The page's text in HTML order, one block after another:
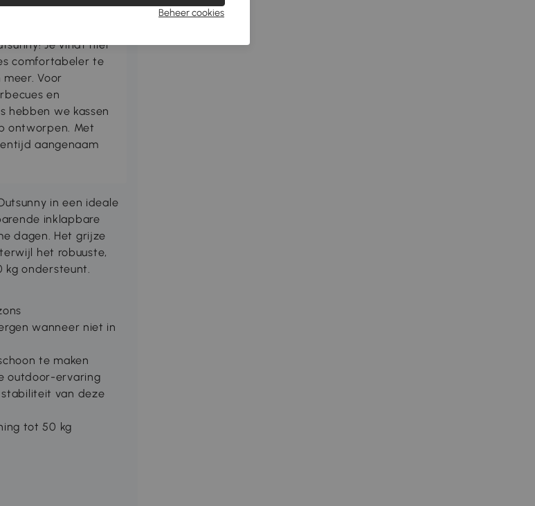
Je vindt hier
comfortabeler te
Voor
en
hebben we kassen
ontworpen. Met
aangenaam
in een ideale
inklapbare
dagen. Het grijze
het robuuste,
ondersteunt.
wanneer niet in
te maken
outdoor-ervaring
van deze
tot 50 kg
Beheer cookies